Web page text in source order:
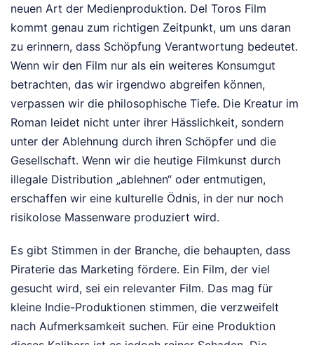
neuen Art der Medienproduktion. Del Toros Film
kommt genau zum richtigen Zeitpunkt, um uns daran
zu erinnern, dass Schöpfung Verantwortung bedeutet.
Wenn wir den Film nur als ein weiteres Konsumgut
betrachten, das wir irgendwo abgreifen können,
verpassen wir die philosophische Tiefe. Die Kreatur im
Roman leidet nicht unter ihrer Hässlichkeit, sondern
unter der Ablehnung durch ihren Schöpfer und die
Gesellschaft. Wenn wir die heutige Filmkunst durch
illegale Distribution „ablehnen“ oder entmutigen,
erschaffen wir eine kulturelle Ödnis, in der nur noch
risikolose Massenware produziert wird.
Es gibt Stimmen in der Branche, die behaupten, dass
Piraterie das Marketing fördere. Ein Film, der viel
gesucht wird, sei ein relevanter Film. Das mag für
kleine Indie-Produktionen stimmen, die verzweifelt
nach Aufmerksamkeit suchen. Für eine Produktion